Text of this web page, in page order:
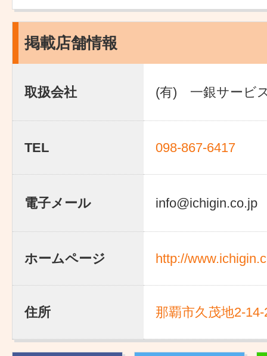
掲載店舗情報
取扱会社 (有) 一銀サービ
TEL 098-867-6417
電子メール info@ichigin.co.jp
ホームページ http://
住所 那覇市久茂地2-14-